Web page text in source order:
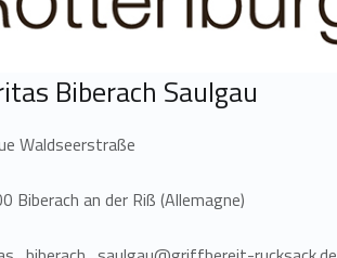
Biberach Saulgau
Waldseerstraße
Biberach an der Riß (Allemagne)